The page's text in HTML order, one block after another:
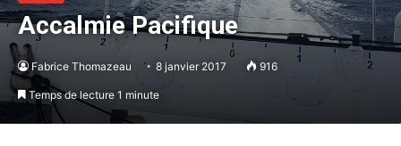
Accalmie Pacifique
Fabrice Thomazeau 8 janvier 2017 916
Temps de lecture 1 minute